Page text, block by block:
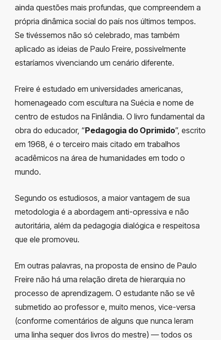
ainda questões mais profundas, que compreendem a
própria dinâmica social do país nos últimos tempos.
Se tivéssemos não só celebrado, mas também
aplicado as ideias de Paulo Freire, possivelmente
estaríamos vivenciando um cenário diferente.
Freire é estudado em universidades americanas,
homenageado com escultura na Suécia e nome de
centro de estudos na Finlândia. O livro fundamental da
obra do educador, “Pedagogia do Oprimido”, escrito
em 1968, é o terceiro mais citado em trabalhos
acadêmicos na área de humanidades em todo o
mundo.
Segundo os estudiosos, a maior vantagem de sua
metodologia é a abordagem anti-opressiva e não
autoritária, além da pedagogia dialógica e respeitosa
que ele promoveu.
Em outras palavras, na proposta de ensino de Paulo
Freire não há uma relação direta de hierarquia no
processo de aprendizagem. O estudante não se vê
submetido ao professor e, muito menos, vice-versa
(conforme comentários de alguns que nunca leram
uma linha sequer dos livros do mestre) — todos os